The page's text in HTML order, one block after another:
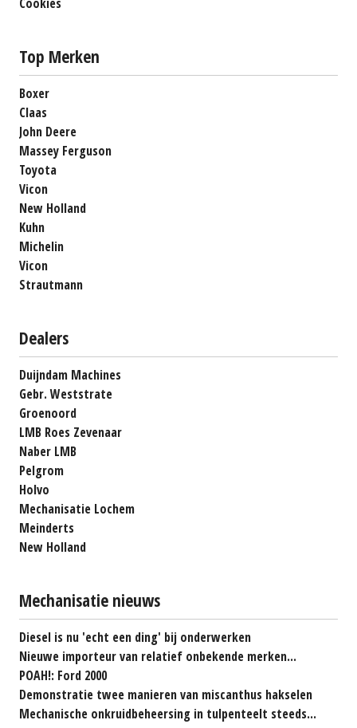
Top Merken
Boxer
Claas
John Deere
Massey Ferguson
Toyota
Vicon
New Holland
Kuhn
Michelin
Vicon
Strautmann
Dealers
Duijndam Machines
Gebr. Weststrate
Groenoord
LMB Roes Zevenaar
Naber LMB
Pelgrom
Holvo
Mechanisatie Lochem
Meinderts
New Holland
Mechanisatie nieuws
Diesel is nu 'echt een ding' bij onderwerken
Nieuwe importeur van relatief onbekende merken...
POAH!: Ford 2000
Demonstratie twee manieren van miscanthus hakselen
Mechanische onkruidbeheersing in tulpenteelt steeds...